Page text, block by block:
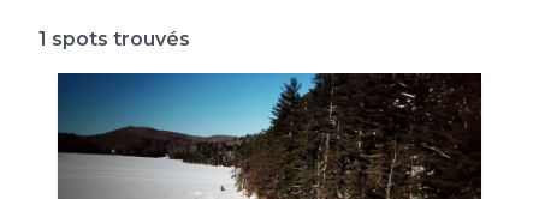
1 spots trouvés